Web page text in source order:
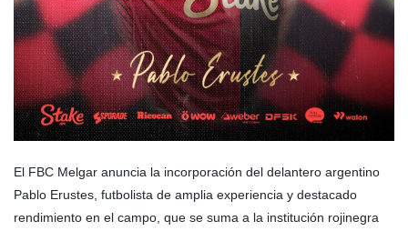
El FBC Melgar anuncia la incorporación del delantero argentino
Pablo Erustes, futbolista de amplia experiencia y destacado
rendimiento en el campo, que se suma a la institución rojinegra